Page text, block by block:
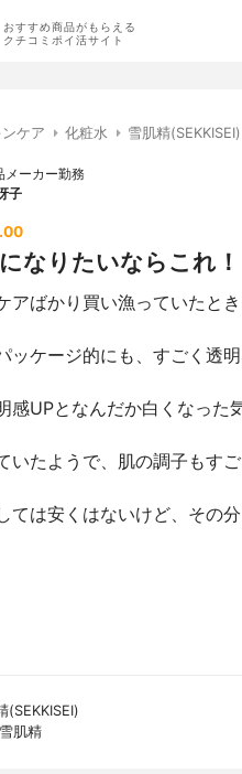
おすすめ商品がもらえる
クチコミポイ活サイト
ケア 化粧水 雪肌精
メーカー勤務
子
なりたいならこれ！
アばかり買い漁っていたと
ッケージ的にも、すごく透
感UPとなんだか白くなった
いたようで、肌の調子もす
ては安くはないけど、その
(SEKKISEI)
肌精